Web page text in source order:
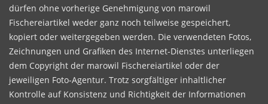
dürfen ohne vorherige Genehmigung von marowil
Fischereiartikel weder ganz noch teilweise gespeichert,
kopiert oder weitergegeben werden. Die verwendeten Fotos,
Zeichnungen und Grafiken des Internet-Dienstes unterliegen
dem Copyright der marowil Fischereiartikel oder der
jeweiligen Foto-Agentur. Trotz sorgfältiger inhaltlicher
Kontrolle auf Konsistenz und Richtigkeit der Informationen